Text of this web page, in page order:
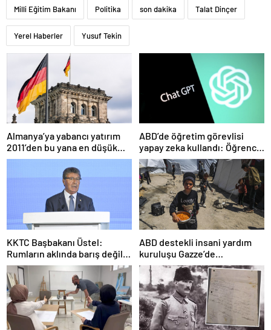
Milli Eğitim Bakanı Politika son dakika Talat Dinçer
Yerel Haberler Yusuf Tekin
Almanya’ya yabancı yatırım
2011’den bu yana en düşük
seviyede
ABD’de öğretim görevlisi
yapay zeka kullandı: Öğrenci
ders ücretini geri istedi
KKTC Başbakanı Üstel:
Rumların aklında barış değil
savaş var
ABD destekli insani yardım
kuruluşu Gazze’de
faaliyetlerini başlatacağını
duyurdu